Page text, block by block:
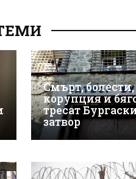
Смърт, болести,
корупция и
тресат
затвор